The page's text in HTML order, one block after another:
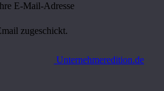
E-Mail-Adresse
zugeschickt.
Unternehmeredition.de